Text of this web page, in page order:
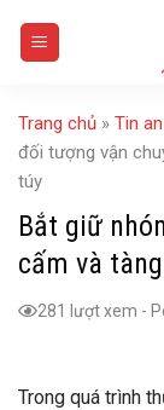
Trang chủ » Tin
đối tượng vận
túy
Bắt giữ
cấm và
281 lượt xem -
Trong quá trình